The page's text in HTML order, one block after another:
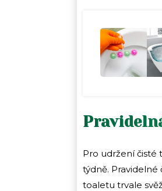
Pro udržení čisté
týdně.
toaletu trvale